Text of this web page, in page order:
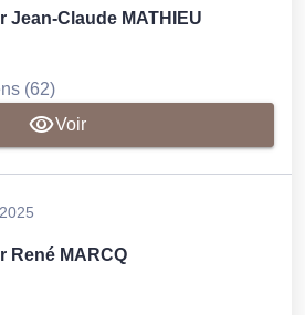
Jean-Claude MATHIEU
(62)
Voir
René MARCQ